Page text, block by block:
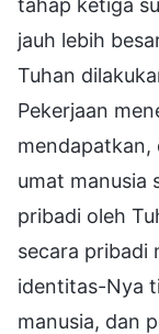
jauh lebih
Tuhan
Pekerjaan
mendapatkan,
umat manusia
pribadi oleh
secara pribadi
identitas-Nya
manusia, dan